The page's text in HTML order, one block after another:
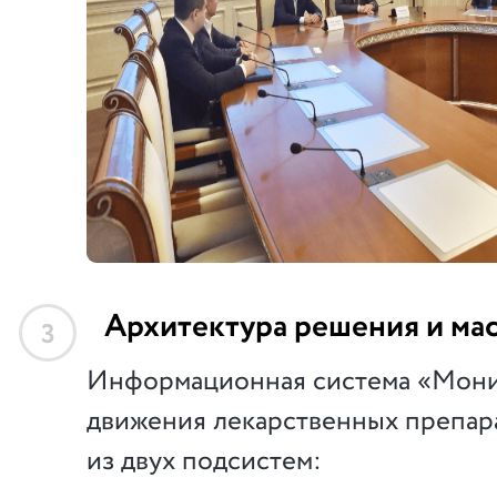
3 Архитектура решения и
Информационная система
движения лекарственных
из двух подсистем: